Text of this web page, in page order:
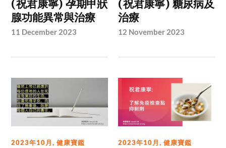
(祝君康寧) 孕期甲狀
腺功能異常與治療
11 December 2023
(祝君康寧) 糖尿病及
治療
12 November 2023
2023年10月,健康寶鑑 2023年10月,健康寶鑑